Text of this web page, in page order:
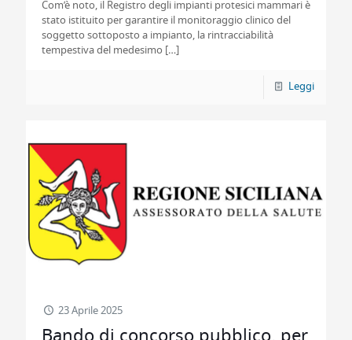
Com’è noto, il Registro degli impianti protesici mammari è
stato istituito per garantire il monitoraggio clinico del
soggetto sottoposto a impianto, la rintracciabilità
tempestiva del medesimo […]
Leggi
23 Aprile 2025
Bando di concorso pubblico, per